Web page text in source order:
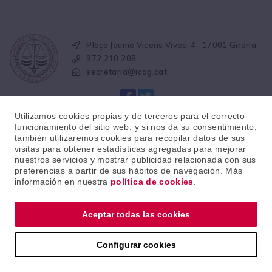
Plaça Jaume Vicens Vives, 4 · 17001 Girona
972 210 208
secretaria@icag.cat
© 2026 · Il·lustre col·legi de l'advocacia de Girona
Aviso legal
Canal de denúncias éticas
Canal de quejas deontologicas
Utilizamos cookies propias y de terceros para el correcto
funcionamiento del sitio web, y si nos da su consentimiento,
también utilizaremos cookies para recopilar datos de sus
visitas para obtener estadísticas agregadas para mejorar
nuestros servicios y mostrar publicidad relacionada con sus
preferencias a partir de sus hábitos de navegación. Más
información en nuestra política de cookies
Configurar cookies
Aceptar todas las cookies